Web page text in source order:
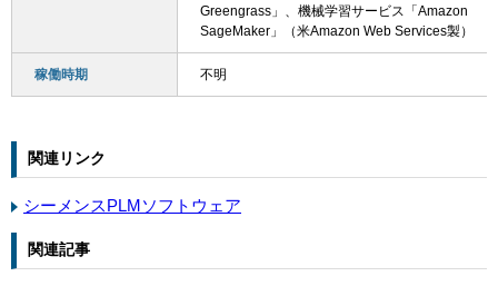
Greengrass」、機械学習サービス「Amazon
SageMaker」（米Amazon Web Services製）
稼働時期 不明
関連リンク
シーメンスPLMソフトウェア
関連記事